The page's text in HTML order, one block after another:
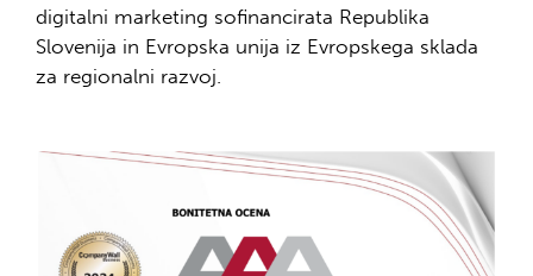
digitalni marketing sofinancirata Republika
Slovenija in Evropska unija iz Evropskega sklada
za regionalni razvoj.